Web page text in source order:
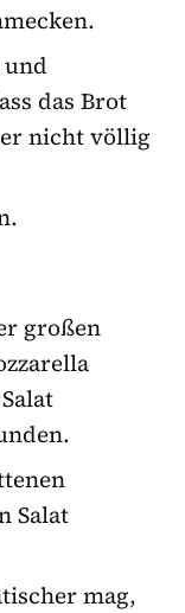
und
das Brot
nicht völlig
großen
Salat
mag,